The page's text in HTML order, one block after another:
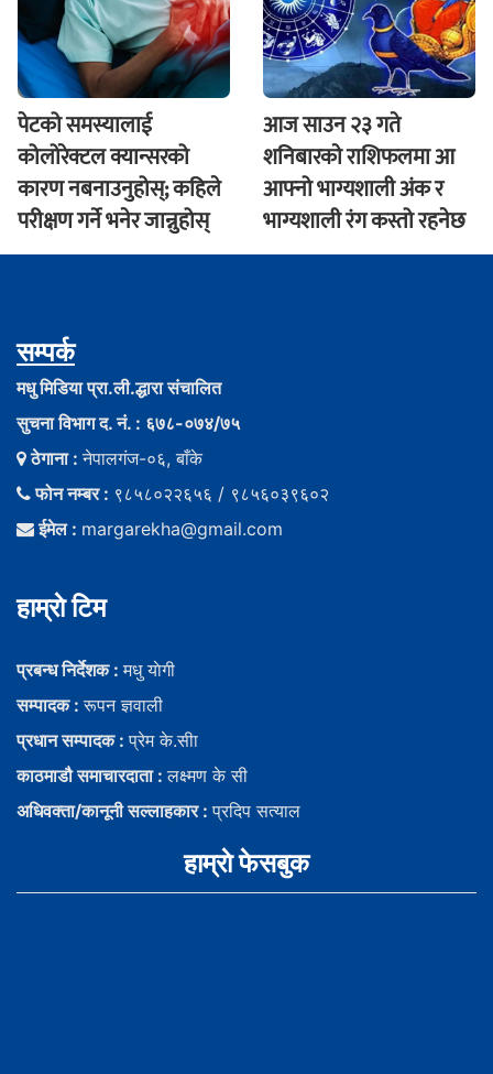
पेटको समस्यालाई
कोलोरेक्टल क्यान्सरको
कारण नबनाउनुहोस्; कहिले
परीक्षण गर्ने भनेर जान्नुहोस्
आज साउन २३ गते
शनिबारकाे राशिफलमा आ
आफ्नो भाग्यशाली अंक र
भाग्यशाली रंग कस्तो रहनेछ
सम्पर्क
मधु मिडिया प्रा.ली.द्धारा संचालित
सुचना विभाग द. नं. : ६७८-०७४/७५
ठेगाना :नेपालगंज-०६, बाँके
फोन नम्बर : ९८५८०२२६५६ / ९८५६०३९६०२
ईमेल : margarekha@gmail.com
हाम्राे टिम
प्रबन्ध निर्देशक :मधु याेगी
सम्पादक :रूपन ज्ञवाली
प्रधान सम्पादक :प्रेम के.सीा
काठमाडौ समाचारदाता :लक्ष्मण के सी
अधिवक्ता/कानूनी सल्लाहकार :प्रदिप सत्याल
हाम्राे फेसबुक